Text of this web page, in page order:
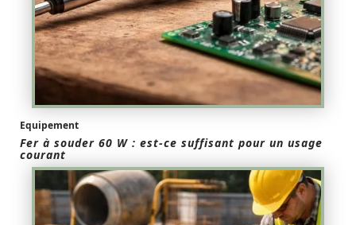
Equipement
Fer à souder 60 W : est-ce suffisant pour un usage
courant